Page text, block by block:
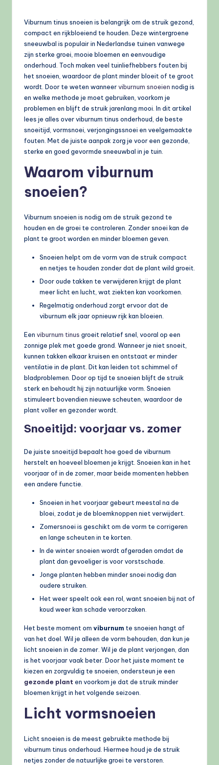
Viburnum tinus snoeien is belangrijk om de struik gezond,
compact en rijkbloeiend te houden. Deze wintergroene
sneeuwbal is populair in Nederlandse tuinen vanwege
zijn sterke groei, mooie bloemen en eenvoudige
onderhoud. Toch maken veel tuinliefhebbers fouten bij
het snoeien, waardoor de plant minder bloeit of te groot
wordt. Door te weten wanneerviburnum snoeien nodig is
en welke methode je moet gebruiken, voorkom je
problemen en blijft de struik jarenlang mooi. In dit artikel
lees je alles over viburnum tinus onderhoud, de beste
snoeitijd, vormsnoei, verjongingssnoei en veelgemaakte
fouten. Met de juiste aanpak zorg je voor een gezonde,
sterke en goed gevormde sneeuwbal in je tuin.
Waarom viburnum
snoeien?
Viburnum snoeien is nodig om de struik gezond te
houden en de groei te controleren. Zonder snoei kan de
plant te groot worden en minder bloemen geven.
Snoeien helpt om de vorm van de struik compact
en netjes te houden zonder dat de plant wild groeit.
Door oude takken te verwijderen krijgt de plant
meer licht en lucht, wat ziekten kan voorkomen.
Regelmatig onderhoud zorgt ervoor dat de
viburnum elk jaar opnieuw rijk kan bloeien.
Een viburnum tinus groeit relatief snel, vooral op een
zonnige plek met goede grond. Wanneer je niet snoeit,
kunnen takken elkaar kruisen en ontstaat er minder
ventilatie in de plant. Dit kan leiden tot schimmel of
bladproblemen. Door op tijd te snoeien blijft de struik
sterk en behoudt hij zijn natuurlijke vorm. Snoeien
stimuleert bovendien nieuwe scheuten, waardoor de
plant voller en gezonder wordt.
Snoeitijd: voorjaar vs. zomer
De juiste snoeitijd bepaalt hoe goed de viburnum
herstelt en hoeveel bloemen je krijgt. Snoeien kan in het
voorjaar of in de zomer, maar beide momenten hebben
een andere functie.
Snoeien in het voorjaar gebeurt meestal na de
bloei, zodat je de bloemknoppen niet verwijdert.
Zomersnoei is geschikt om de vorm te corrigeren
en lange scheuten in te korten.
In de winter snoeien wordt afgeraden omdat de
plant dan gevoeliger is voor vorstschade.
Jonge planten hebben minder snoei nodig dan
oudere struiken.
Het weer speelt ook een rol, want snoeien bij nat of
koud weer kan schade veroorzaken.
Het beste moment om viburnum te snoeien hangt af
van het doel. Wil je alleen de vorm behouden, dan kun je
licht snoeien in de zomer. Wil je de plant verjongen, dan
is het voorjaar vaak beter. Door het juiste moment te
kiezen en zorgvuldig te snoeien, ondersteun je een
gezonde plant en voorkom je dat de struik minder
bloemen krijgt in het volgende seizoen.
Licht vormsnoeien
Licht snoeien is de meest gebruikte methode bij
viburnum tinus onderhoud. Hiermee houd je de struik
netjes zonder de natuurlijke groei te verstoren.